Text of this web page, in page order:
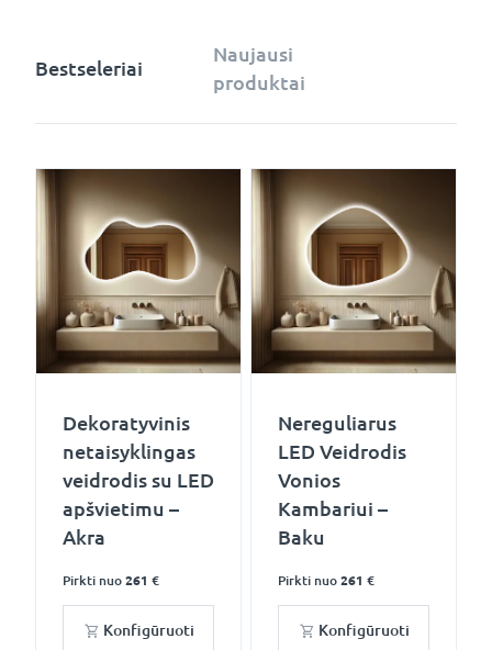
Bestseleriai
Naujausi
produktai
Dekoratyvinis
netaisyklingas
veidrodis su LED
apšvietimu –
Akra
Pirkti nuo 261 €
Konfigūruoti
Nereguliarus
LED Veidrodis
Vonios
Kambariui –
Baku
Pirkti nuo 261 €
Konfigūruoti